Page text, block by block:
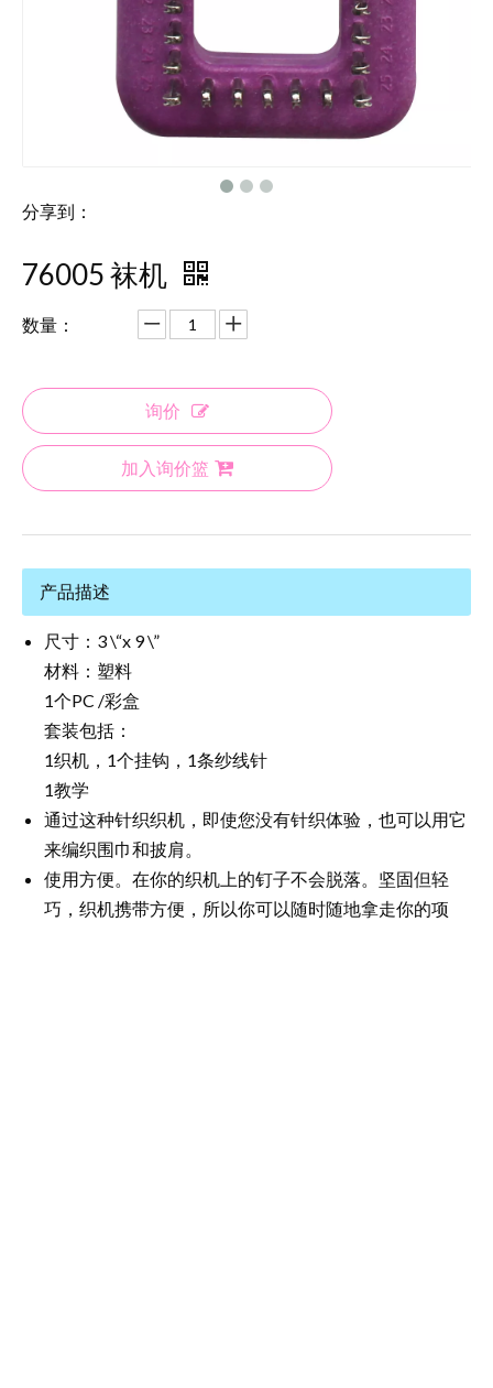
分享到：
76005 袜机
数量：
询价
加入询价篮
产品描述
尺寸：3 \“x 9 \”
材料：塑料
1个PC /彩盒
套装包括：
1织机，1个挂钩，1条纱线针
1教学
通过这种针织织机，即使您没有针织体验，也可以用它
来编织围巾和披肩。
使用方便。在你的织机上的钉子不会脱落。坚固但轻
巧，织机携带方便，所以你可以随时随地拿走你的项